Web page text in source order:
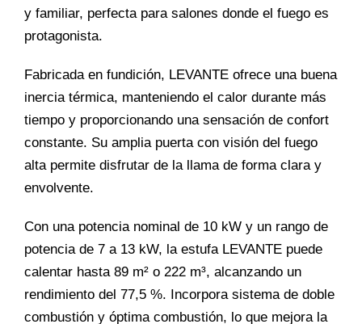
y familiar, perfecta para salones donde el fuego es
protagonista.
Fabricada en fundición, LEVANTE ofrece una buena
inercia térmica, manteniendo el calor durante más
tiempo y proporcionando una sensación de confort
constante. Su amplia puerta con visión del fuego
alta permite disfrutar de la llama de forma clara y
envolvente.
Con una potencia nominal de 10 kW y un rango de
potencia de 7 a 13 kW, la estufa LEVANTE puede
calentar hasta 89 m² o 222 m³, alcanzando un
rendimiento del 77,5 %. Incorpora sistema de doble
combustión y óptima combustión, lo que mejora la